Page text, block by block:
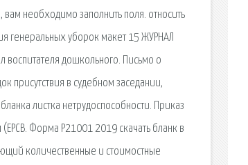
необходимо заполнить поля. относить
генеральных уборок макет 15 ЖУРНАЛ
дошкольного. Письмо о
присутствия в судебном заседании,
листка нетрудоспособности. Приказ
Форма Р21001 2019 скачать бланк в
количественные и стоимостные